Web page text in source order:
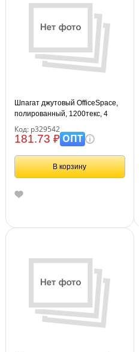
Шпагат джутовый OfficeSpace,
полированный, 1200текс, 4
Код: р329542
181.73 ₽ОПТ
В корзину